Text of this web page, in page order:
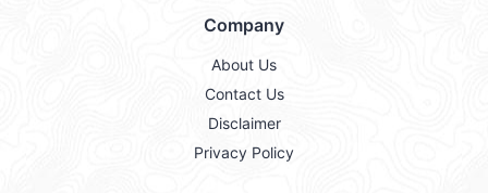
Company
About Us
Contact Us
Disclaimer
Privacy Policy